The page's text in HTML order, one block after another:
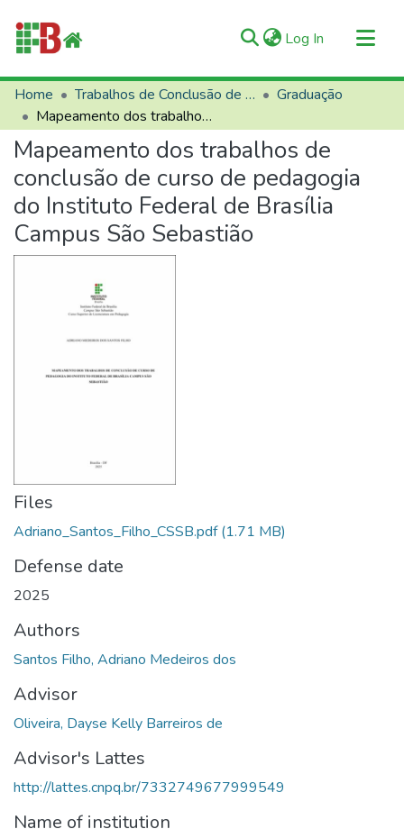
Log In (current)
Communities & Collections
All of RIIFB
Manuals and Terms
Statistics
About RIIFB
Help
Home Trabalhos de Conclusão de Curso (TCCs)
Graduação
Mapeamento dos trabalhos de conclusão de curso de pedagogia do Instituto Federal de Brasília Campus São Sebastião
Mapeamento dos trabalhos de
conclusão de curso de pedagogia
do Instituto Federal de Brasília
Campus São Sebastião
Files
Adriano_Santos_Filho_CSSB.pdf(1.71 MB)
Defense date
2025
Authors
Santos Filho, Adriano Medeiros dos
Advisor
Oliveira, Dayse Kelly Barreiros de
Advisor's Lattes
http://lattes.cnpq.br/7332749677999549
Name of institution